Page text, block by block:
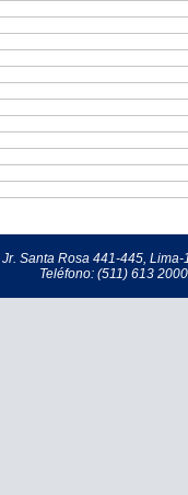
Jr. Santa Rosa 441-445, Lima-
Teléfono: (511) 613 2000